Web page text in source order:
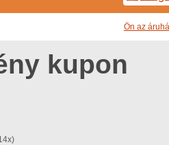
Ön az
kupon